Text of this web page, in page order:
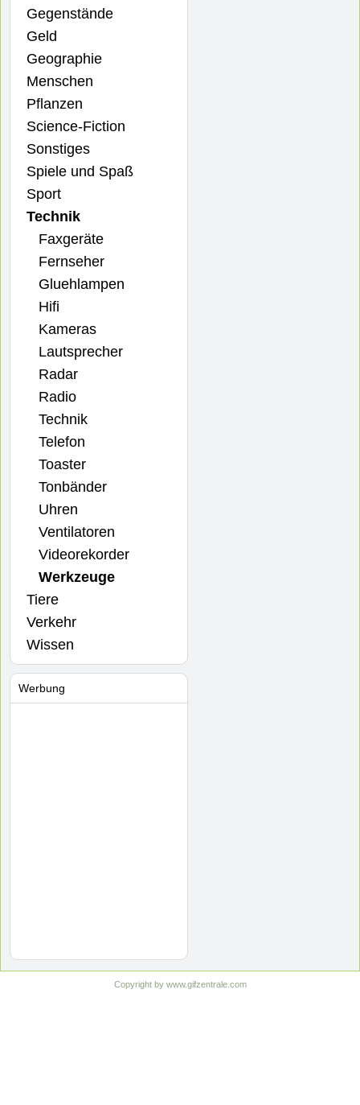
Gegenstände
Geld
Geographie
Menschen
Pflanzen
Science-Fiction
Sonstiges
Spiele und Spaß
Sport
Technik
Faxgeräte
Fernseher
Gluehlampen
Hifi
Kameras
Lautsprecher
Radar
Radio
Technik
Telefon
Toaster
Tonbänder
Uhren
Ventilatoren
Videorekorder
Werkzeuge
Tiere
Verkehr
Wissen
Werbung
Copyright by www.gifzentrale.com